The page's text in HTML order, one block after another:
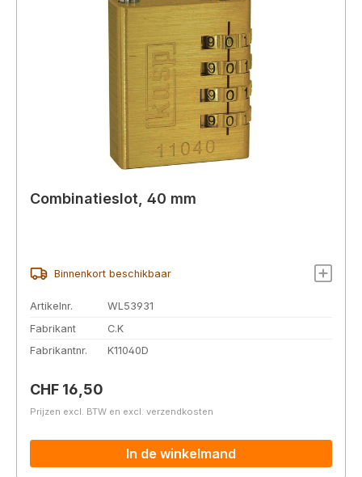
Combinatieslot, 40 mm
Binnenkort beschikbaar
Artikelnr.
WL53931
Fabrikant
C.K
Fabrikantnr.
K11040D
Normale prijs:
CHF 16,50
Prijzen excl. BTW en excl. verzendkosten
In de winkelmand